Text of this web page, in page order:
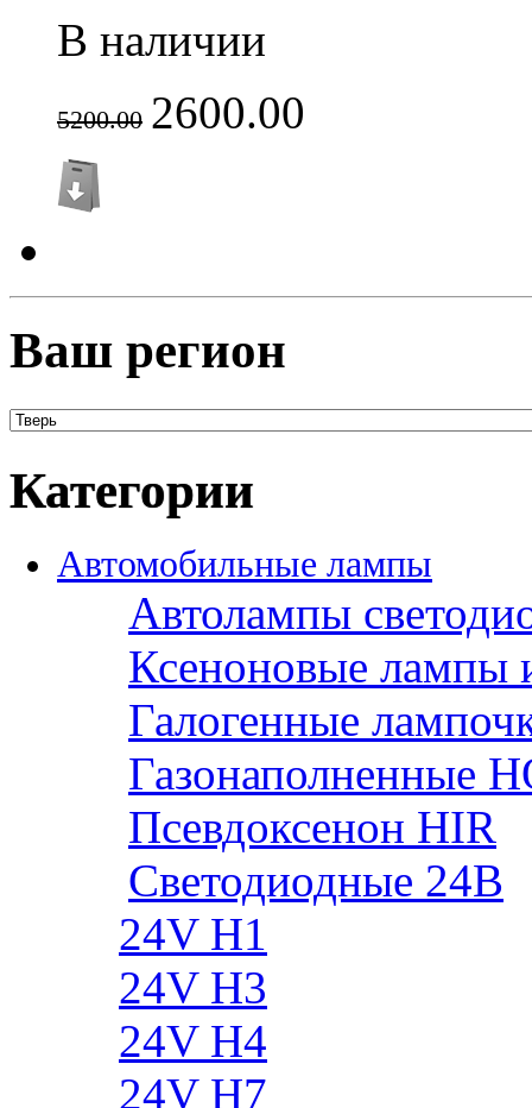
В наличии
5200.00 2600.00
Ваш регион
Категории
Автомобильные лампы
Автолампы
Ксеноновые лампы
Галогенные
Газонаполненные
Псевдоксенон HIR
Cветодиодные 24B
24V H1
24V H3
24V H4
24V H7